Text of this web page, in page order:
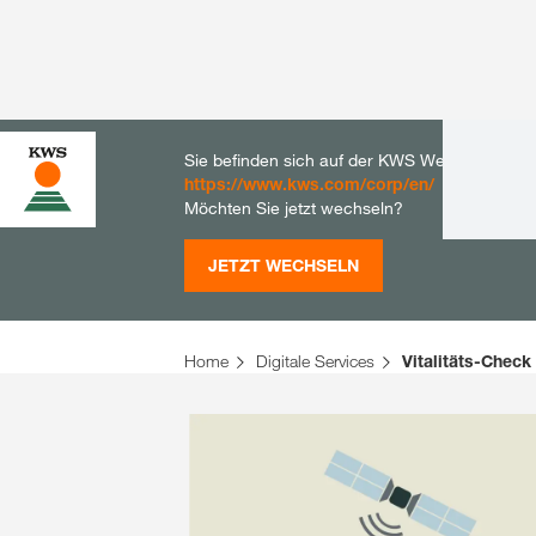
Sie befinden sich auf der KWS Website für
https://www.kws.com/corp/en/
Möchten Sie jetzt wechseln?
JETZT WECHSELN
Home Digitale Services Vitalitäts-Check